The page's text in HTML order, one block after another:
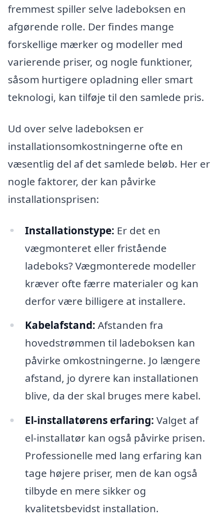
fremmest spiller selve ladeboksen en
afgørende rolle. Der findes mange
forskellige mærker og modeller med
varierende priser, og nogle funktioner,
såsom hurtigere opladning eller smart
teknologi, kan tilføje til den samlede pris.
Ud over selve ladeboksen er
installationsomkostningerne ofte en
væsentlig del af det samlede beløb. Her er
nogle faktorer, der kan påvirke
installationsprisen:
Installationstype: Er det en
vægmonteret eller fristående
ladeboks? Vægmonterede modeller
kræver ofte færre materialer og kan
derfor være billigere at installere.
Kabelafstand: Afstanden fra
hovedstrømmen til ladeboksen kan
påvirke omkostningerne. Jo længere
afstand, jo dyrere kan installationen
blive, da der skal bruges mere kabel.
El-installatørens erfaring: Valget af
el-installatør kan også påvirke prisen.
Professionelle med lang erfaring kan
tage højere priser, men de kan også
tilbyde en mere sikker og
kvalitetsbevidst installation.